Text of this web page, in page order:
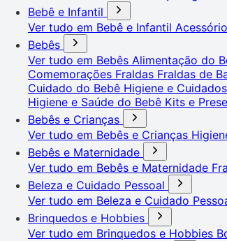
Bebê e Infantil
Ver tudo em Bebê e Infantil
Bebês
Ver tudo em Bebês Alimentação do
Comemorações Fraldas Fraldas de
Cuidado do Bebê Higiene e Cuidados
Higiene e Saúde do Bebê Kits e
Bebês e Crianças
Ver tudo em Bebês e Crianças
Bebês e Maternidade
Ver tudo em Bebês e Maternidade
Beleza e Cuidado Pessoal
Ver tudo em Beleza e Cuidado
Brinquedos e Hobbies
Ver tudo em Brinquedos e Hobbies